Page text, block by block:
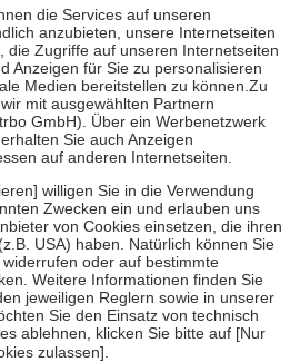
Zuzahlungen in Höhe von zehn
mindestensjedochfünf Euround
jedoch nie mehr als die tatsächlichen
auch für Online-Apotheken.
Krankenpflege beträgt die
Kosten sowie zehn Euro je
für ihre eigene Gesundheit zu
der Familie zu unterstützen,
an bei:
bis zum vollendeten 18. Lebensjahr
und Früherkennung, die von der